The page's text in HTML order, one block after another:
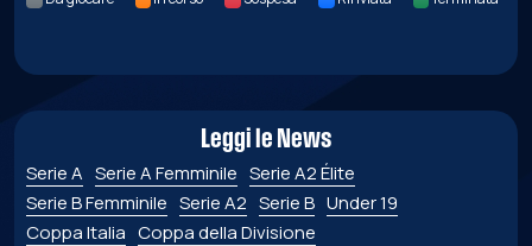
Leggi le News
Serie A Serie A Femminile Serie A2 Élite
Serie B Femminile Serie A2 Serie B Under 19
Coppa Italia Coppa della Divisione